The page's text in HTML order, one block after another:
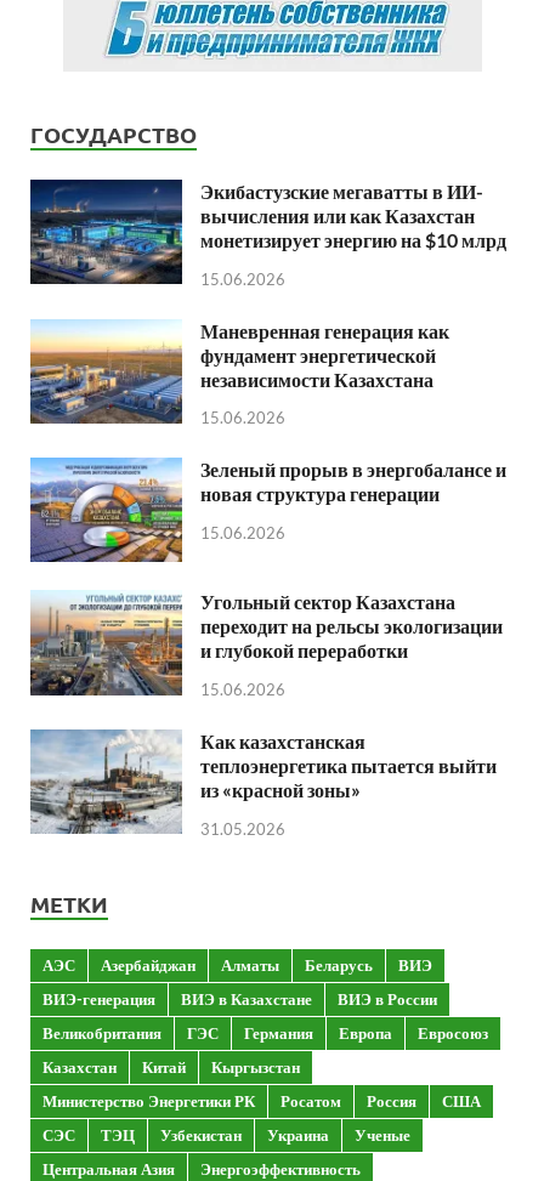
ГОСУДАРСТВО
Экибастузские мегаватты в ИИ-
вычисления или как Казахстан
монетизирует энергию на $10 млрд
15.06.2026
Маневренная генерация как
фундамент энергетической
независимости Казахстана
15.06.2026
Зеленый прорыв в энергобалансе и
новая структура генерации
15.06.2026
Угольный сектор Казахстана
переходит на рельсы экологизации
и глубокой переработки
15.06.2026
Как казахстанская
теплоэнергетика пытается выйти
из «красной зоны»
31.05.2026
МЕТКИ
АЭС Азербайджан Алматы Беларусь
ВИЭ
ВИЭ-генерация
ВИЭ в Казахстане
ВИЭ в России
Великобритания
ГЭС Германия Европа
Евросоюз
Казахстан
Китай
Кыргызстан
Министерство Энергетики РК
Росатом Россия
США
СЭС
ТЭЦ Узбекистан Украина
Ученые
Центральная Азия
Энергоэффективность